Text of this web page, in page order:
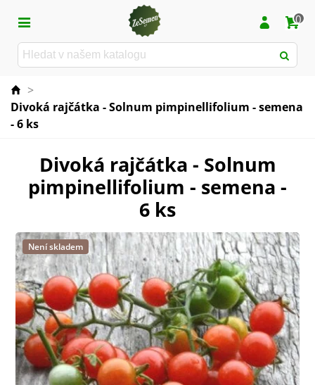
0
>
Divoká rajčátka - Solnum pimpinellifolium - semena
- 6 ks
Divoká rajčátka - Solnum
pimpinellifolium - semena -
6 ks
Není skladem